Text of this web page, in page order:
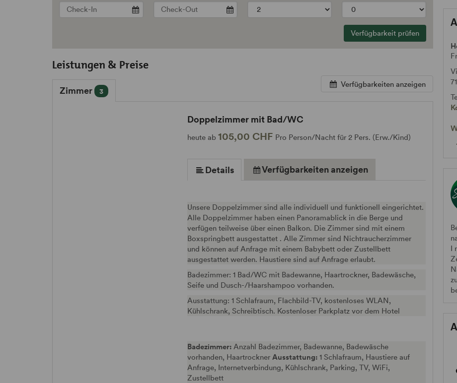
Verfügbarkeit prüfen
Verfügbarkeiten anzeigen
Leistungen & Preise
Zimmer 3
Doppelzimmer mit Bad/WC
heute ab 105,00 CHF Pro Person/Nacht für 2 Pers. (Erw./Kind)
Details Verfügbarkeiten anzeigen
Unsere Doppelzimmer sind alle individuell und funktionell eingerichtet.
Alle Doppelzimmer haben einen Panoramablick in die Berge und
verfügen teilweise über einen Balkon. Die Zimmer sind mit einem
Boxspringbett ausgestattet . Alle Zimmer sind Nichtraucherzimmer
und können auf Anfrage mit einem Babybett oder Zustellbett
ausgestattet werden. Haustiere sind auf Anfrage erlaubt.
Badezimmer: 1 Bad/WC mit Badewanne, Haartrockner, Badewäsche,
Seife und Dusch-/Haarshampoo vorhanden.
Ausstattung: 1 Schlafraum, Flachbild-TV, kostenloses WLAN,
Kühlschrank, Schreibtisch. Kostenloser Parkplatz vor dem Hotel
Badezimmer:Anzahl Badezimmer, Badewanne, Badewäsche
vorhanden, Haartrockner Ausstattung:1 Schlafraum, Haustiere auf
Anfrage, Internetverbindung, Kühlschrank, Parking, TV, WiFi,
Zustellbett
I